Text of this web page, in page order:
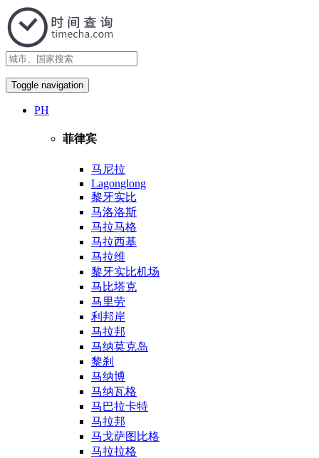
Toggle navigation
PH
菲律宾
马尼拉
Lagonglong
黎牙实比
马洛洛斯
马拉马格
马拉西基
马拉维
黎牙实比机场
马比塔克
马里劳
利邦岸
马拉邦
马纳莫克岛
黎刹
马纳博
马纳瓦格
马巴拉卡特
马拉邦
马戈萨图比格
马拉拉格